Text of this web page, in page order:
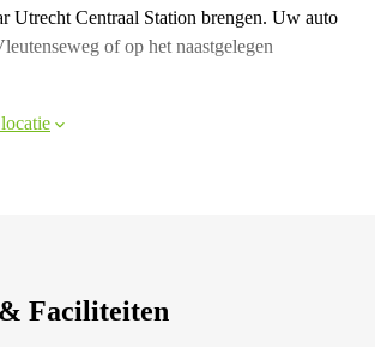
Utrecht Centraal Station brengen. Uw auto
of op het naastgelegen
Faciliteiten